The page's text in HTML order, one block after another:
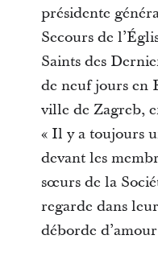
présidente
Secours de
Saints des
de neuf jours en
ville de Zagreb,
« Il y a toujours
devant les
sœurs de la
regarde dans
déborde